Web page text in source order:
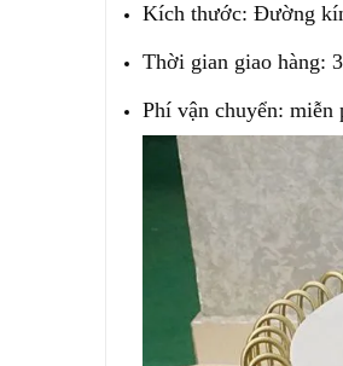
Kích thước: Đường
Thời gian giao hàng:
Phí vận chuyển: